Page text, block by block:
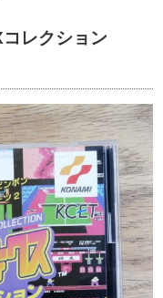
コレクション